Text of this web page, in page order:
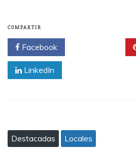
COMPARTIR
Facebook
LinkedIn
Destacadas Locales